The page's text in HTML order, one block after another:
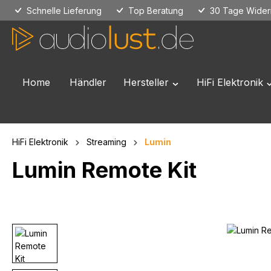
Hauptinhalt springen
Zur Suche springen
Zur Hauptnavigation springen
Schnelle Lieferung Top Beratung 30 Tage
Home Händler Hersteller Öffne oder Schließe
HiFi Elektronik
HiFi Elektronik Streaming Lumin
Lumin Remote Kit
Bildergalerie überspringen